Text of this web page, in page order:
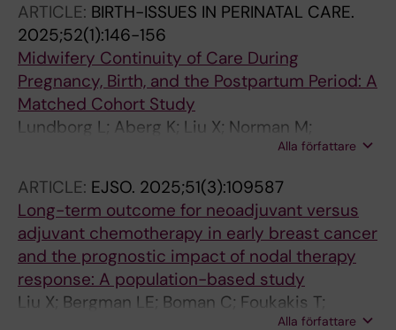
ARTICLE: BIRTH-ISSUES IN PERINATAL CARE.
2025;52(1):146-156
Midwifery Continuity of Care During
Pregnancy, Birth, and the Postpartum Period: A
Matched Cohort Study
Lundborg L; Aberg K; Liu X; Norman M;
Stephansson O; Pettersson K; Ekborn M;
Cnattingius S; Ahlberg M
Alla författare
ARTICLE: EJSO. 2025;51(3):109587
Long-term outcome for neoadjuvant versus
adjuvant chemotherapy in early breast cancer
and the prognostic impact of nodal therapy
response: A population-based study
Liu X; Bergman LE; Boman C; Foukakis T;
Alla författare